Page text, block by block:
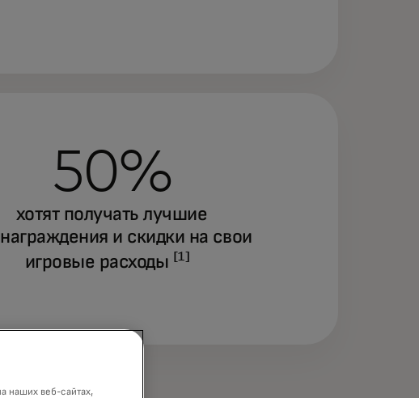
50%
хотят получать лучшие
и скидки на свои
игровые расходы [1]
наших веб-сайтах,